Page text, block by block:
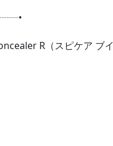
R（スピケア